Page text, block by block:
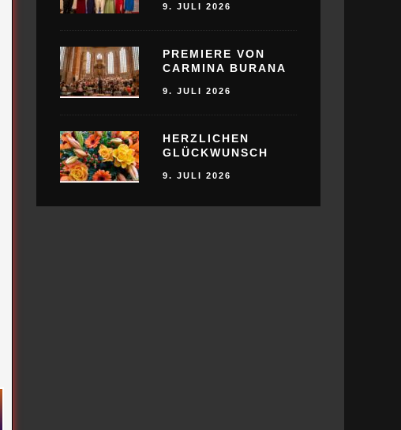
9. JULI 2026
PREMIERE VON
CARMINA BURANA
9. JULI 2026
HERZLICHEN
GLÜCKWUNSCH
9. JULI 2026